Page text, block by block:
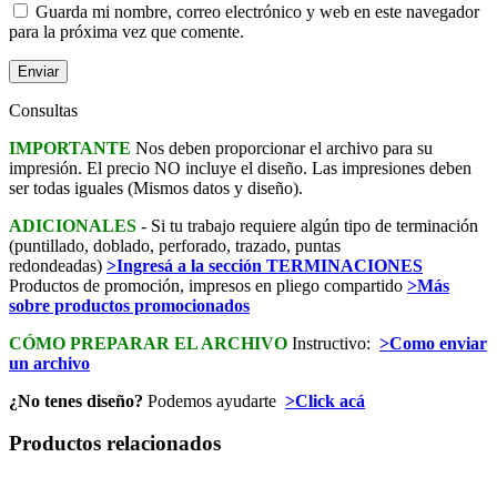
Guarda mi nombre, correo electrónico y web en este navegador
para la próxima vez que comente.
Consultas
IMPORTANTE Nos deben proporcionar el archivo para su
impresión. El precio NO incluye el diseño. Las impresiones deben
ser todas iguales (Mismos datos y diseño).
ADICIONALES - Si tu trabajo requiere algún tipo de terminación
(puntillado, doblado, perforado, trazado, puntas
redondeadas) >Ingresá a la sección TERMINACIONES
Productos de promoción, impresos en pliego compartido >Más
sobre productos promocionados
CÓMO PREPARAR EL ARCHIVO Instructivo: >Como enviar
un archivo
¿No tenes diseño? Podemos ayudarte >Click acá
Productos relacionados